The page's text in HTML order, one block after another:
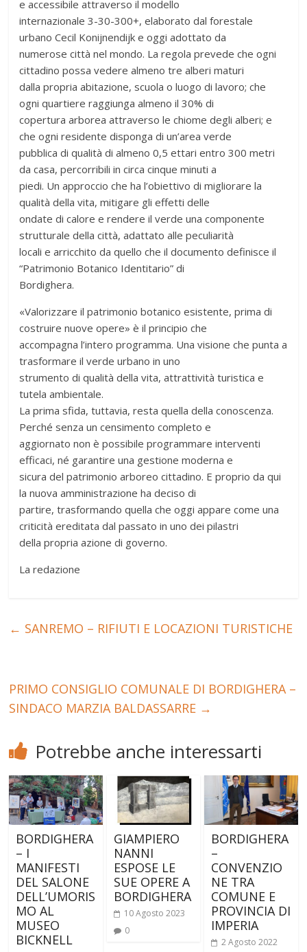
e accessibile attraverso il modello
internazionale 3-30-300+, elaborato dal forestale
urbano Cecil Konijnendijk e oggi adottato da
numerose città nel mondo. La regola prevede che ogni
cittadino possa vedere almeno tre alberi maturi
dalla propria abitazione, scuola o luogo di lavoro; che
ogni quartiere raggiunga almeno il 30% di
copertura arborea attraverso le chiome degli alberi; e
che ogni residente disponga di un’area verde
pubblica di qualità di almeno 0,5 ettari entro 300 metri
da casa, percorribili in circa cinque minuti a
piedi. Un approccio che ha l’obiettivo di migliorare la
qualità della vita, mitigare gli effetti delle
ondate di calore e rendere il verde una componente
strutturale della città, adattato alle peculiarità
locali e arricchito da quello che il documento definisce il
“Patrimonio Botanico Identitario” di
Bordighera.
«Valorizzare il patrimonio botanico esistente, prima di
costruire nuove opere» è il principio che
accompagna l’intero programma. Una visione che punta a
trasformare il verde urbano in uno
strumento di qualità della vita, attrattività turistica e
tutela ambientale.
La prima sfida, tuttavia, resta quella della conoscenza.
Perché senza un censimento completo e
aggiornato non è possibile programmare interventi
efficaci, né garantire una gestione moderna e
sicura del patrimonio arboreo cittadino. E proprio da qui
la nuova amministrazione ha deciso di
partire, trasformando quella che oggi appare come una
criticità ereditata dal passato in uno dei pilastri
della propria azione di governo.
La redazione
← SANREMO – RIFIUTI E LOCAZIONI TURISTICHE
PRIMO CONSIGLIO COMUNALE DI BORDIGHERA –
SINDACO MARZIA BALDASSARRE →
Potrebbe anche interessarti
BORDIGHERA
– I
MANIFESTI
DEL SALONE
DELL’UMORIS
MO AL
MUSEO
BICKNELL
GIAMPIERO
NANNI
ESPOSE LE
SUE OPERE A
BORDIGHERA
10 Agosto 2023
0
BORDIGHERA
–
CONVENZIO
NE TRA
COMUNE E
PROVINCIA DI
IMPERIA
2 Agosto 2022